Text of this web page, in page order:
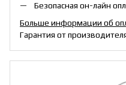
Безопасная он-лайн
Больше информации об
Гарантия от